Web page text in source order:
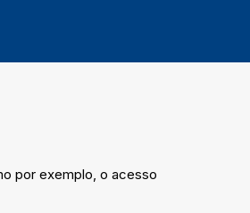
por exemplo, o acesso